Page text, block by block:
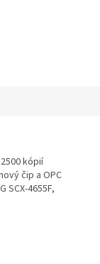
kópií
čip a OPC
SCX-4655F,